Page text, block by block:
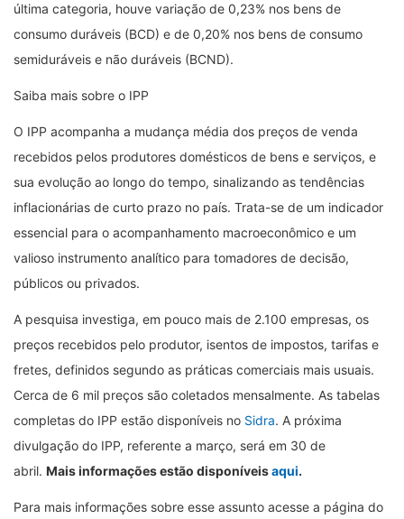
última categoria, houve variação de 0,23% nos bens de
consumo duráveis (BCD) e de 0,20% nos bens de consumo
semiduráveis e não duráveis (BCND).
Saiba mais sobre o IPP
O IPP acompanha a mudança média dos preços de venda
recebidos pelos produtores domésticos de bens e serviços, e
sua evolução ao longo do tempo, sinalizando as tendências
inflacionárias de curto prazo no país. Trata-se de um indicador
essencial para o acompanhamento macroeconômico e um
valioso instrumento analítico para tomadores de decisão,
públicos ou privados.
A pesquisa investiga, em pouco mais de 2.100 empresas, os
preços recebidos pelo produtor, isentos de impostos, tarifas e
fretes, definidos segundo as práticas comerciais mais usuais.
Cerca de 6 mil preços são coletados mensalmente. As tabelas
completas do IPP estão disponíveis no Sidra. A próxima
divulgação do IPP, referente a março, será em 30 de
abril. Mais informações estão disponíveisaqui.
Para mais informações sobre esse assunto acesse a página do